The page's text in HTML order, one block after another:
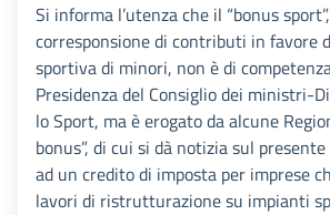
Si informa l’utenza che il “bonus
corresponsione di contributi in favore
sportiva di minori, non è di
Presidenza del Consiglio dei ministri-
lo Sport, ma è erogato da alcune
bonus”, di cui si dà notizia sul
ad un credito di imposta per imprese
lavori di ristrutturazione su impianti